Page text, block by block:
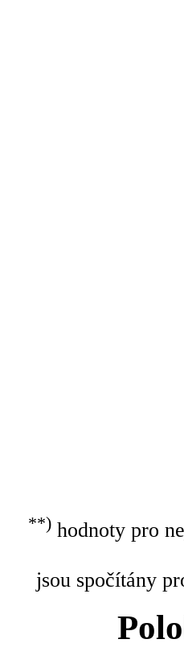
**)hodnoty pro
jsou spočítány